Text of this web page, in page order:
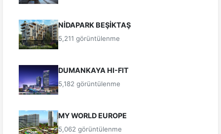
NİDAPARK BEŞİKTAŞ
5,211 görüntülenme
DUMANKAYA HI-FIT
5,182 görüntülenme
MY WORLD EUROPE
5,062 görüntülenme